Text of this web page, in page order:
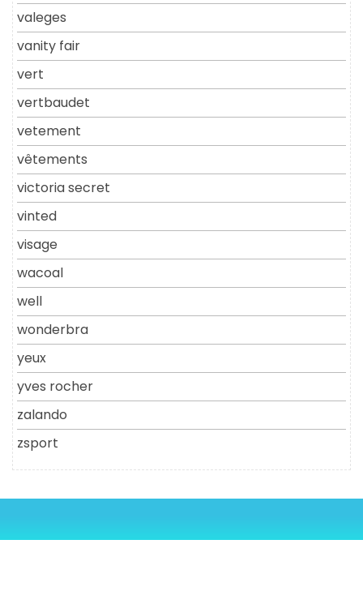
valeges
vanity fair
vert
vertbaudet
vetement
vêtements
victoria secret
vinted
visage
wacoal
well
wonderbra
yeux
yves rocher
zalando
zsport